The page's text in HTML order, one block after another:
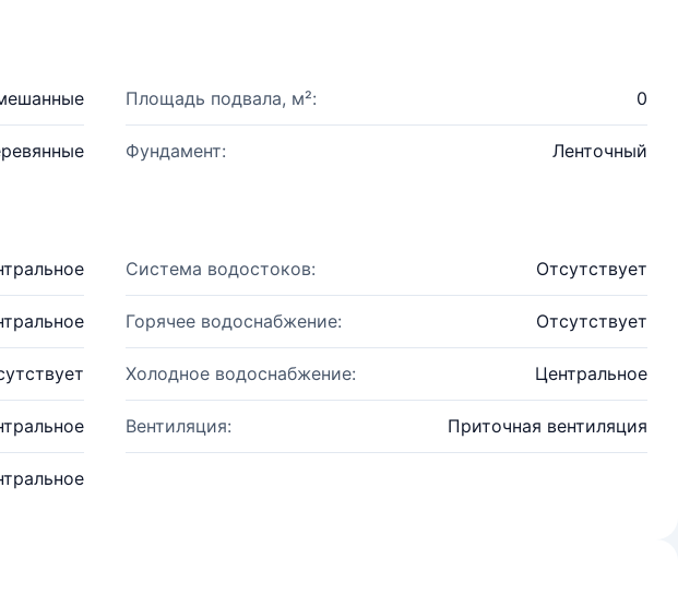
Площадь подвала, м²: 0
Фундамент: Ленточный
Система водостоков: Отсутствует
Горячее водоснабжение: Отсутствует
Холодное водоснабжение: Центральное
Вентиляция: Приточная вентиляция